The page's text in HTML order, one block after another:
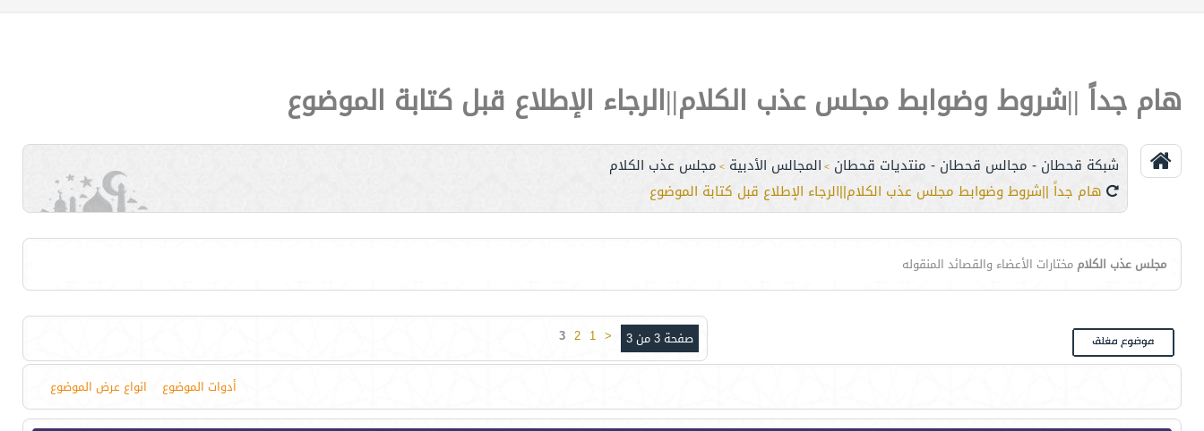
هام جداً ||شروط وضوابط مجلس عذب الكلام||الرجاء الإطلاع قبل كتابة الموضوع
شبكة قحطان - مجالس قحطان - منتديات قحطان > المجالس الأدبية > مجلس عذب الكلام
هام جداً ||شروط وضوابط مجلس عذب الكلام||الرجاء الإطلاع قبل كتابة الموضوع
مجلس عذب الكلام مختارات الأعضاء والقصائد المنقوله
صفحة 3 من 3 <
1
2
3
أدوات الموضوع انواع عرض الموضوع